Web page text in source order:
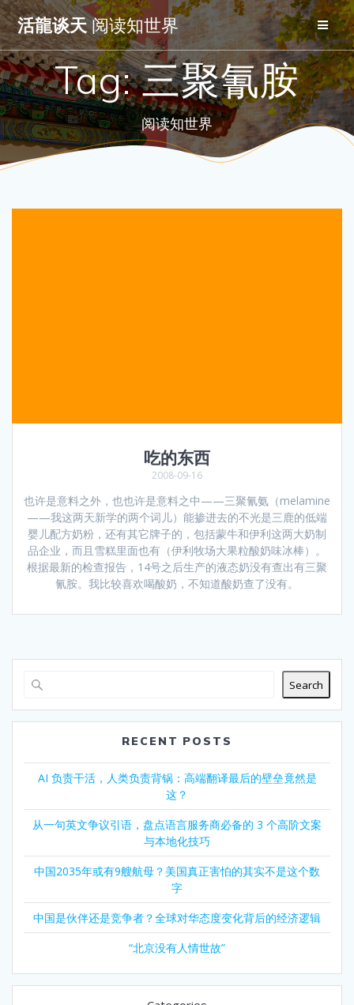
Skip
to
content
活龍谈天阅读知世界
Tag:三聚氰胺
阅读知世界
吃的东西
2008-09-16
也许是意料之外，也也许是意料之中——三聚氰氨（melamine
——我这两天新学的两个词儿）能掺进去的不光是三鹿的低端
婴儿配方奶粉，还有其它牌子的，包括蒙牛和伊利这两大奶制
品企业，而且雪糕里面也有（伊利牧场大果粒酸奶味冰棒）。
根据最新的检查报告，14号之后生产的液态奶没有查出有三聚
氰胺。我比较喜欢喝酸奶，不知道酸奶查了没有。
Search
RECENT POSTS
AI 负责干活，人类负责背锅：高端翻译最后的壁垒竟然是
这？
从一句英文争议引语，盘点语言服务商必备的 3 个高阶文案
与本地化技巧
中国2035年或有9艘航母？美国真正害怕的其实不是这个数
字
中国是伙伴还是竞争者？全球对华态度变化背后的经济逻辑
“北京没有人情世故”